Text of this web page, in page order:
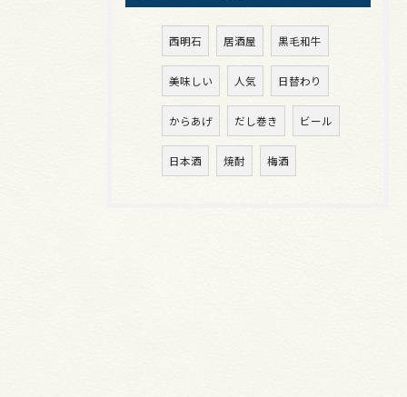
西明石 居酒屋 黒毛和牛
美味しい 人気 日替わり
からあげ だし巻き ビール
日本酒 焼酎 梅酒